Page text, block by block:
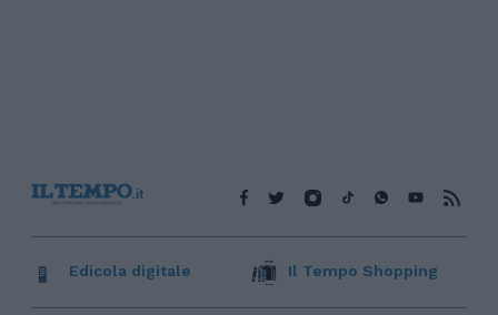
Edicola digitale Il Tempo Shopping